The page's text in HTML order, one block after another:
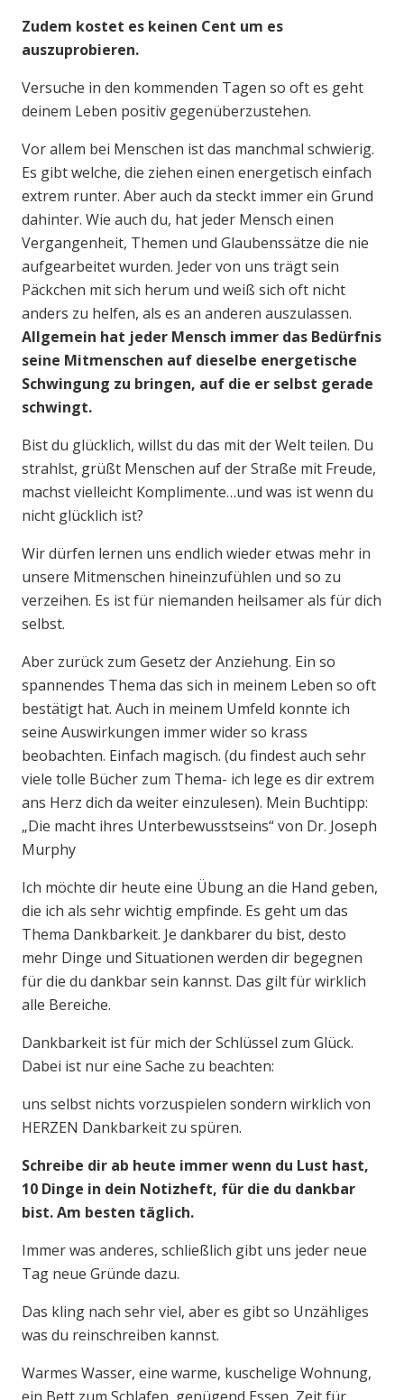
Zudem kostet es keinen Cent um es
auszuprobieren.
Versuche in den kommenden Tagen so oft es geht
deinem Leben positiv gegenüberzustehen.
Vor allem bei Menschen ist das manchmal schwierig.
Es gibt welche, die ziehen einen energetisch einfach
extrem runter. Aber auch da steckt immer ein Grund
dahinter. Wie auch du, hat jeder Mensch einen
Vergangenheit, Themen und Glaubenssätze die nie
aufgearbeitet wurden. Jeder von uns trägt sein
Päckchen mit sich herum und weiß sich oft nicht
anders zu helfen, als es an anderen auszulassen.
Allgemein hat jeder Mensch immer das Bedürfnis
seine Mitmenschen auf dieselbe energetische
Schwingung zu bringen, auf die er selbst gerade
schwingt.
Bist du glücklich, willst du das mit der Welt teilen. Du
strahlst, grüßt Menschen auf der Straße mit Freude,
machst vielleicht Komplimente…und was ist wenn du
nicht glücklich ist?
Wir dürfen lernen uns endlich wieder etwas mehr in
unsere Mitmenschen hineinzufühlen und so zu
verzeihen. Es ist für niemanden heilsamer als für dich
selbst.
Aber zurück zum Gesetz der Anziehung. Ein so
spannendes Thema das sich in meinem Leben so oft
bestätigt hat. Auch in meinem Umfeld konnte ich
seine Auswirkungen immer wider so krass
beobachten. Einfach magisch. (du findest auch sehr
viele tolle Bücher zum Thema- ich lege es dir extrem
ans Herz dich da weiter einzulesen). Mein Buchtipp:
„Die macht ihres Unterbewusstseins“ von Dr. Joseph
Murphy
Ich möchte dir heute eine Übung an die Hand geben,
die ich als sehr wichtig empfinde. Es geht um das
Thema Dankbarkeit. Je dankbarer du bist, desto
mehr Dinge und Situationen werden dir begegnen
für die du dankbar sein kannst. Das gilt für wirklich
alle Bereiche.
Dankbarkeit ist für mich der Schlüssel zum Glück.
Dabei ist nur eine Sache zu beachten:
uns selbst nichts vorzuspielen sondern wirklich von
HERZEN Dankbarkeit zu spüren.
Schreibe dir ab heute immer wenn du Lust hast,
10 Dinge in dein Notizheft, für die du dankbar
bist. Am besten täglich.
Immer was anderes, schließlich gibt uns jeder neue
Tag neue Gründe dazu.
Das kling nach sehr viel, aber es gibt so Unzähliges
was du reinschreiben kannst.
Warmes Wasser, eine warme, kuschelige Wohnung,